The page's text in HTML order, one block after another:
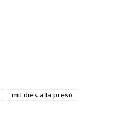
mil dies a la presó